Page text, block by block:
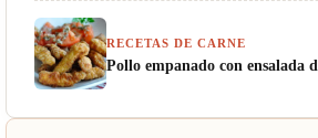
RECETAS DE CARNE
Pollo empanado con ensalada